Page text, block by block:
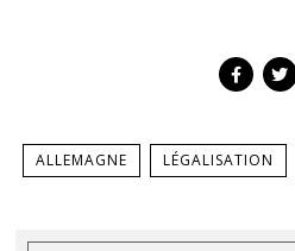
ALLEMAGNE LÉGALISATION